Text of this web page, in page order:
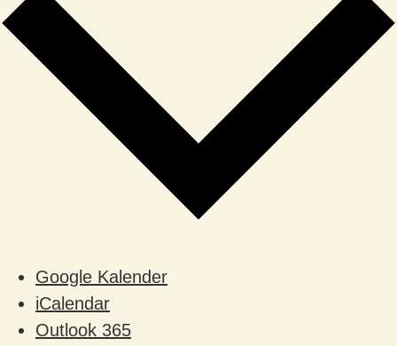
Google Kalender
iCalendar
Outlook 365